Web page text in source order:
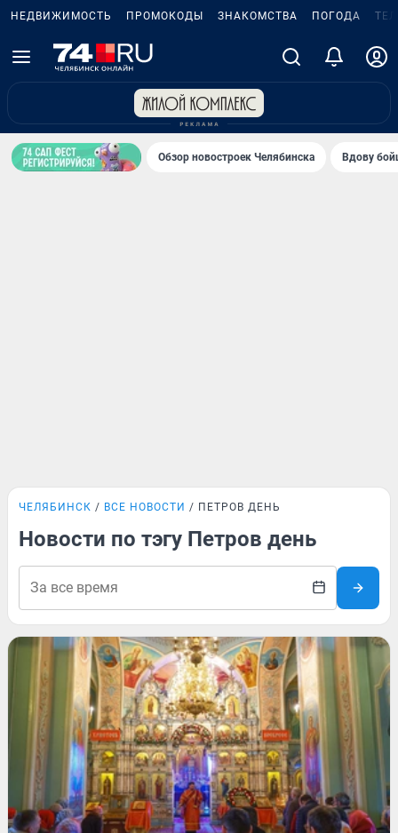
НЕДВИЖИМОСТЬ ПРОМОКОДЫ ЗНАКОМСТВА ПОГОДА
Обзор новостроек Челябинска Вдову
ЧЕЛЯБИНСК ВСЕ НОВОСТИ ПЕТРОВ ДЕНЬ
Новости по тэгу Петров день